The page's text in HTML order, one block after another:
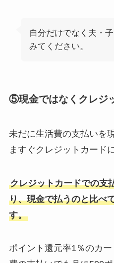
自分だけでなく夫・
みてください。
⑤現金ではなくクレジ
未だに生活費の支払いを
ますぐクレジットカード
クレジットカードでの支
り、現金で払うのと比べ
す。
ポイント還元率1％のカ